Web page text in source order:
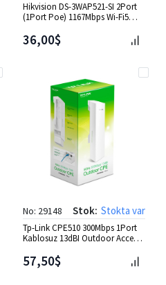
Hikvision DS-3WAP521-SI 2Port
(1Port Poe) 1167Mbps Wi-Fi5
36,00$
No: 29148 Stok: Stokta var
Tp-Link CPE510 300Mbps 1Port
Kablosuz 13dBI Outdoor Access
57,50$